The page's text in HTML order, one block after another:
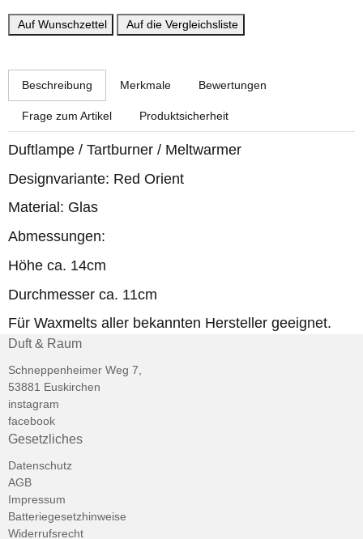
Auf Wunschzettel Auf die Vergleichsliste
Beschreibung Merkmale Bewertungen
Frage zum Artikel Produktsicherheit
Duftlampe / Tartburner / Meltwarmer
Designvariante: Red Orient
Material: Glas
Abmessungen:
Höhe ca. 14cm
Durchmesser ca. 11cm
Für Waxmelts aller bekannten Hersteller geeignet.
Duft & Raum
Schneppenheimer Weg 7,
53881 Euskirchen
instagram
facebook
Gesetzliches
Datenschutz
AGB
Impressum
Batteriegesetzhinweise
Widerrufsrecht